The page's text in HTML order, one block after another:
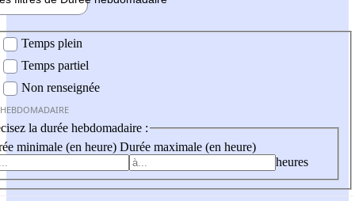
Temps plein
Temps partiel
Non renseignée
la durée hebdomadaire :
minimale (en heure) Durée maximale (en heure)
heures